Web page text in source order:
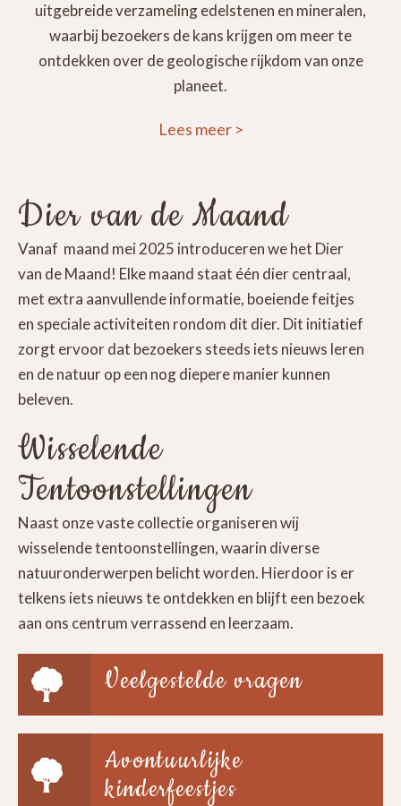
uitgebreide verzameling edelstenen en mineralen,
waarbij bezoekers de kans krijgen om meer te
ontdekken over de geologische rijkdom van onze
planeet.
Lees meer >
Dier van de Maand
Vanaf maand mei 2025 introduceren we het Dier
van de Maand! Elke maand staat één dier centraal,
met extra aanvullende informatie, boeiende feitjes
en speciale activiteiten rondom dit dier. Dit initiatief
zorgt ervoor dat bezoekers steeds iets nieuws leren
en de natuur op een nog diepere manier kunnen
beleven.
Wisselende
Tentoonstellingen
Naast onze vaste collectie organiseren wij
wisselende tentoonstellingen, waarin diverse
natuuronderwerpen belicht worden. Hierdoor is er
telkens iets nieuws te ontdekken en blijft een bezoek
aan ons centrum verrassend en leerzaam.
Veelgestelde vragen
Avontuurlijke
kinderfeestjes